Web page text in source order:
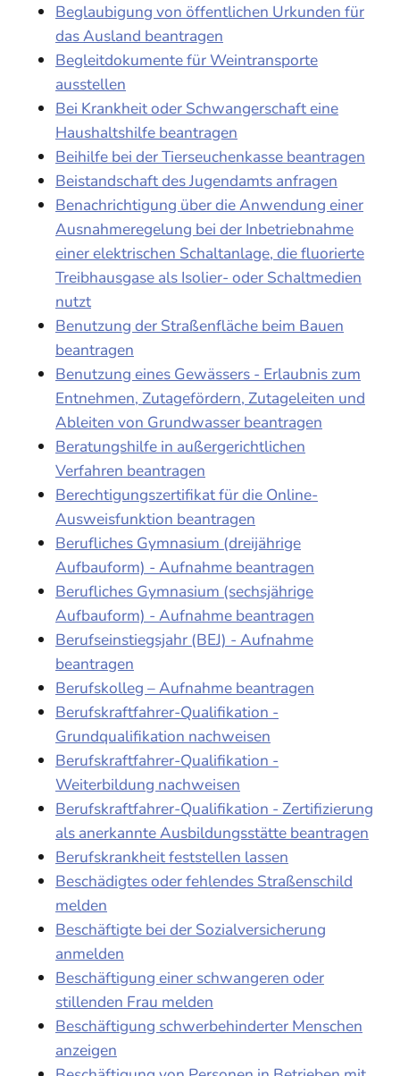
Beglaubigung von öffentlichen Urkunden für
das Ausland beantragen
Begleitdokumente für Weintransporte
ausstellen
Bei Krankheit oder Schwangerschaft eine
Haushaltshilfe beantragen
Beihilfe bei der Tierseuchenkasse beantragen
Beistandschaft des Jugendamts anfragen
Benachrichtigung über die Anwendung einer
Ausnahmeregelung bei der Inbetriebnahme
einer elektrischen Schaltanlage, die fluorierte
Treibhausgase als Isolier- oder Schaltmedien
nutzt
Benutzung der Straßenfläche beim Bauen
beantragen
Benutzung eines Gewässers - Erlaubnis zum
Entnehmen, Zutagefördern, Zutageleiten und
Ableiten von Grundwasser beantragen
Beratungshilfe in außergerichtlichen
Verfahren beantragen
Berechtigungszertifikat für die Online-
Ausweisfunktion beantragen
Berufliches Gymnasium (dreijährige
Aufbauform) - Aufnahme beantragen
Berufliches Gymnasium (sechsjährige
Aufbauform) - Aufnahme beantragen
Berufseinstiegsjahr (BEJ) - Aufnahme
beantragen
Berufskolleg – Aufnahme beantragen
Berufskraftfahrer-Qualifikation -
Grundqualifikation nachweisen
Berufskraftfahrer-Qualifikation -
Weiterbildung nachweisen
Berufskraftfahrer-Qualifikation - Zertifizierung
als anerkannte Ausbildungsstätte beantragen
Berufskrankheit feststellen lassen
Beschädigtes oder fehlendes Straßenschild
melden
Beschäftigte bei der Sozialversicherung
anmelden
Beschäftigung einer schwangeren oder
stillenden Frau melden
Beschäftigung schwerbehinderter Menschen
anzeigen